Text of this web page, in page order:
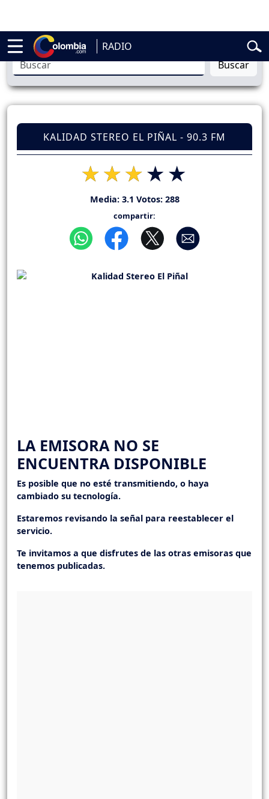
RADIO
de la Espriella Vuelta a Colombia
Buscar
KALIDAD STEREO EL PIÑAL - 90.3 FM
Media: 3.1 Votos: 288
compartir:
LA EMISORA NO SE
ENCUENTRA DISPONIBLE
Es posible que no esté transmitiendo, o haya
cambiado su tecnología.
Estaremos revisando la señal para reestablecer el
servicio.
Te invitamos a que disfrutes de las otras emisoras que
tenemos publicadas.